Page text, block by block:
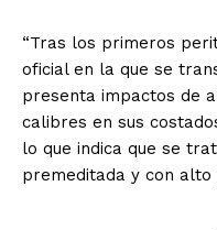
“Tras los primeros
oficial en la que se
presenta impactos de
calibres en sus
lo que indica que se
premeditada y con alto